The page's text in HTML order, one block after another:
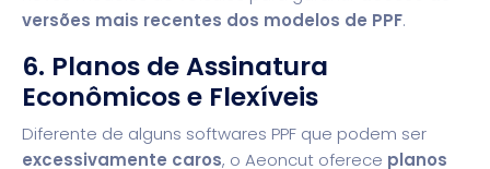
versões mais recentes dos modelos de PPF.
6. Planos de Assinatura
Econômicos e Flexíveis
Diferente de alguns softwares PPF que podem ser
excessivamente caros, o Aeoncut oferece planos